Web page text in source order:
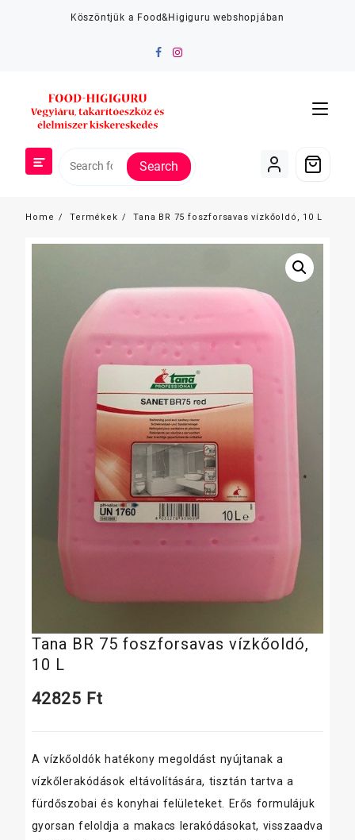
Köszöntjük a Food&Higiguru webshopjában
Search
Home Termékek Tana BR 75 foszforsavas vízkőoldó, 10 L
Tana BR 75 foszforsavas vízkőoldó,
10 L
42825 Ft
A vízkőoldók hatékony megoldást nyújtanak a
vízkőlerakódások eltávolítására, tisztán tartva a
fürdőszobai és konyhai felületeket. Erős formulájuk
gyorsan feloldja a makacs lerakódásokat, visszaadva